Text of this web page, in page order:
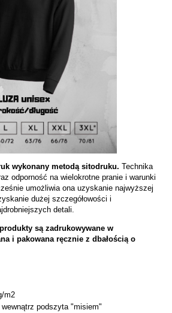
wykonany metodą sitodruku. Technika
odporność na wielokrotne pranie i warunki
umożliwia ona uzyskanie najwyższej
dużej szczegółowości i
detali.
są zadrukowywane w
i pakowana ręcznie z dbałością o
m2
podszyta "misiem"